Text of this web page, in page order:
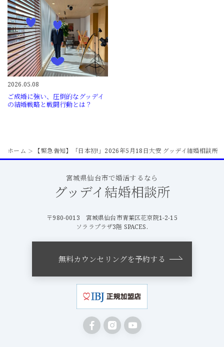
2026.05.08
ご成婚に強い、圧倒的なグッデイ
の結婚戦略と戦闘行動とは？
ホーム ＞
【緊急告知】「日本初!」2026年5月18日大安 グッデイ結婚相談所
宮城県仙台市で婚活するなら
グッデイ結婚相談所
〒980-0013 宮城県仙台市青葉区花京院1-2-15
ソララプラザ3階 SPACES.
無料カウンセリングを予約する